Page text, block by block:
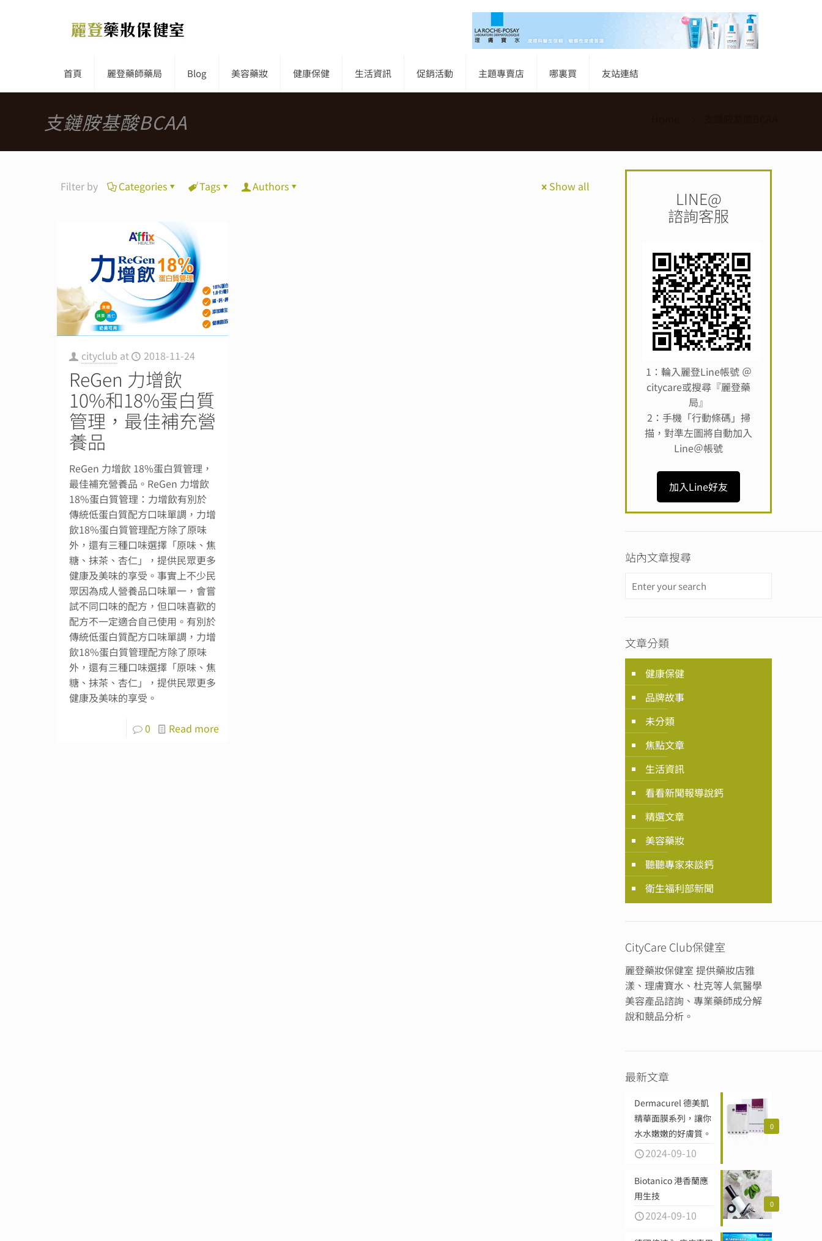
首頁 麗登藥師藥局 Blog 美容藥妝 健康保健 生活資訊 促銷活動 主題專賣店 哪裏買 友站連結
支鏈胺基酸BCAA
Filter by Categories Tags Authors Show all
cityclub at 2018-11-24
ReGen 力增飲
10%和18%蛋白質
管理，最佳補充營
養品
ReGen 力增飲 18%蛋白質管理，
最佳補充營養品。ReGen 力增飲
18%蛋白質管理：力增飲有別於
傳統低蛋白質配方口味單調，力增
飲18%蛋白質管理配方除了原味
外，還有三種口味選擇「原味、焦
糖、抹茶、杏仁」，提供民眾更多
健康及美味的享受。事實上不少民
眾因為成人營養品口味單一，會嘗
試不同口味的配方，但口味喜歡的
配方不一定適合自己使用。有別於
傳統低蛋白質配方口味單調，力增
飲18%蛋白質管理配方除了原味
外，還有三種口味選擇「原味、焦
糖、抹茶、杏仁」，提供民眾更多
健康及美味的享受。
0 Read more
LINE@
諮詢客服
1：輪入麗登Line帳號 ＠
citycare或搜尋『麗登藥
局』
2：手機「行動條碼」掃
描，對準左圖將自動加入
Line＠帳號
加入Line好友
站內文章搜尋
文章分類
健康保健
品牌故事
未分類
焦點文章
生活資訊
看看新聞報導說鈣
精選文章
美容藥妝
聽聽專家來談鈣
衛生福利部新聞
CityCare Club保健室
麗登藥妝保健室 提供藥妝店雅
漾、理膚寶水、杜克等人氣醫學
美容產品諮詢、專業藥師成分解
說和競品分析。
最新文章
0
Dermacurel 德美凱
精華面膜系列，讓你
水水嫩嫩的好膚質。
2024-09-10
0
Biotanico 港香蘭應
用生技
2024-09-10